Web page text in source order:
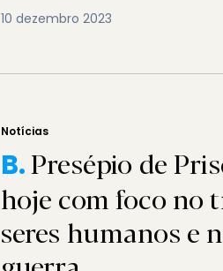
10 dezembro 2023
Notícias
B.Presépio de
hoje com foco no
seres humanos e